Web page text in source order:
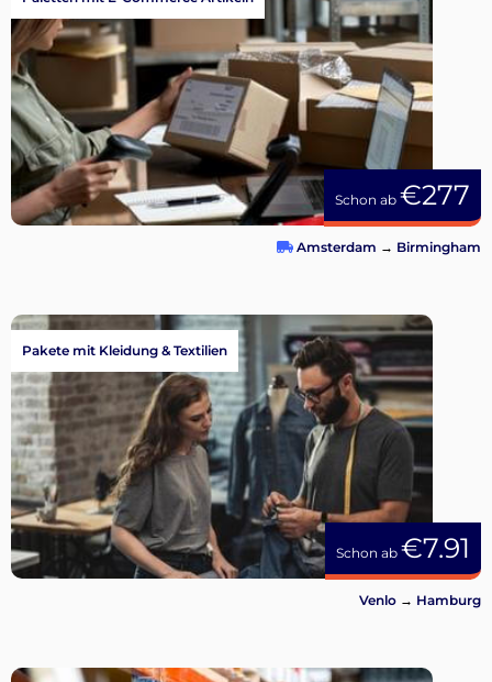
Schon ab €277
Amsterdam → Birmingham
Schon ab €7.91
Pakete mit Kleidung & Textilien
Venlo → Hamburg